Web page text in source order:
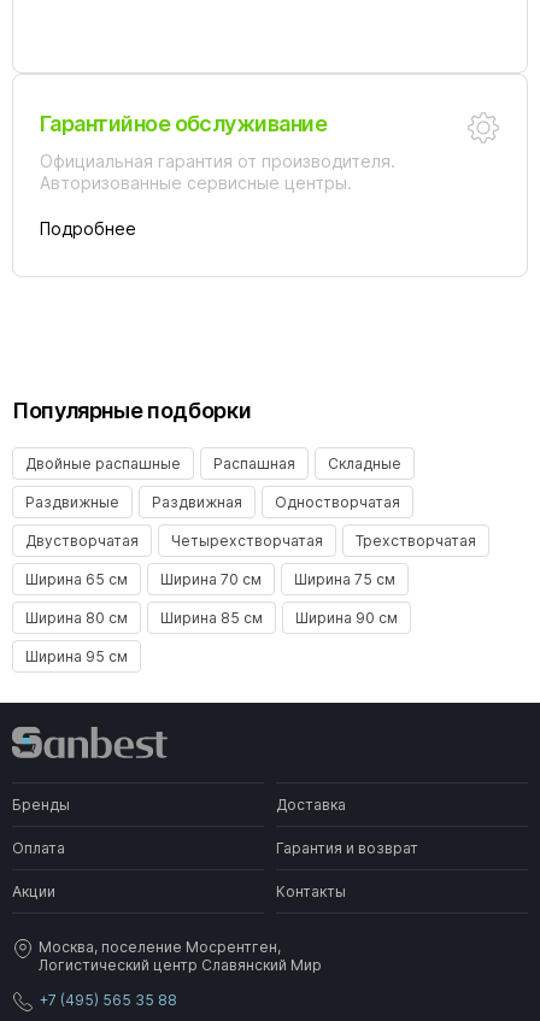
Гарантийное обслуживание
Официальная гарантия от производителя.
Авторизованные сервисные центры.
Подробнее
Популярные подборки
Двойные распашные Распашная Складные
Раздвижные Раздвижная Одностворчатая
Двустворчатая Четырехстворчатая Трехстворчатая
Ширина 65 см Ширина 70 см Ширина 75 см
Ширина 80 см Ширина 85 см Ширина 90 см
Ширина 95 см
Бренды Доставка
Оплата Гарантия и возврат
Акции Контакты
Москва, поселение Мосрентген,
Логистический центр Славянский Мир
+7 (495) 565 35 88